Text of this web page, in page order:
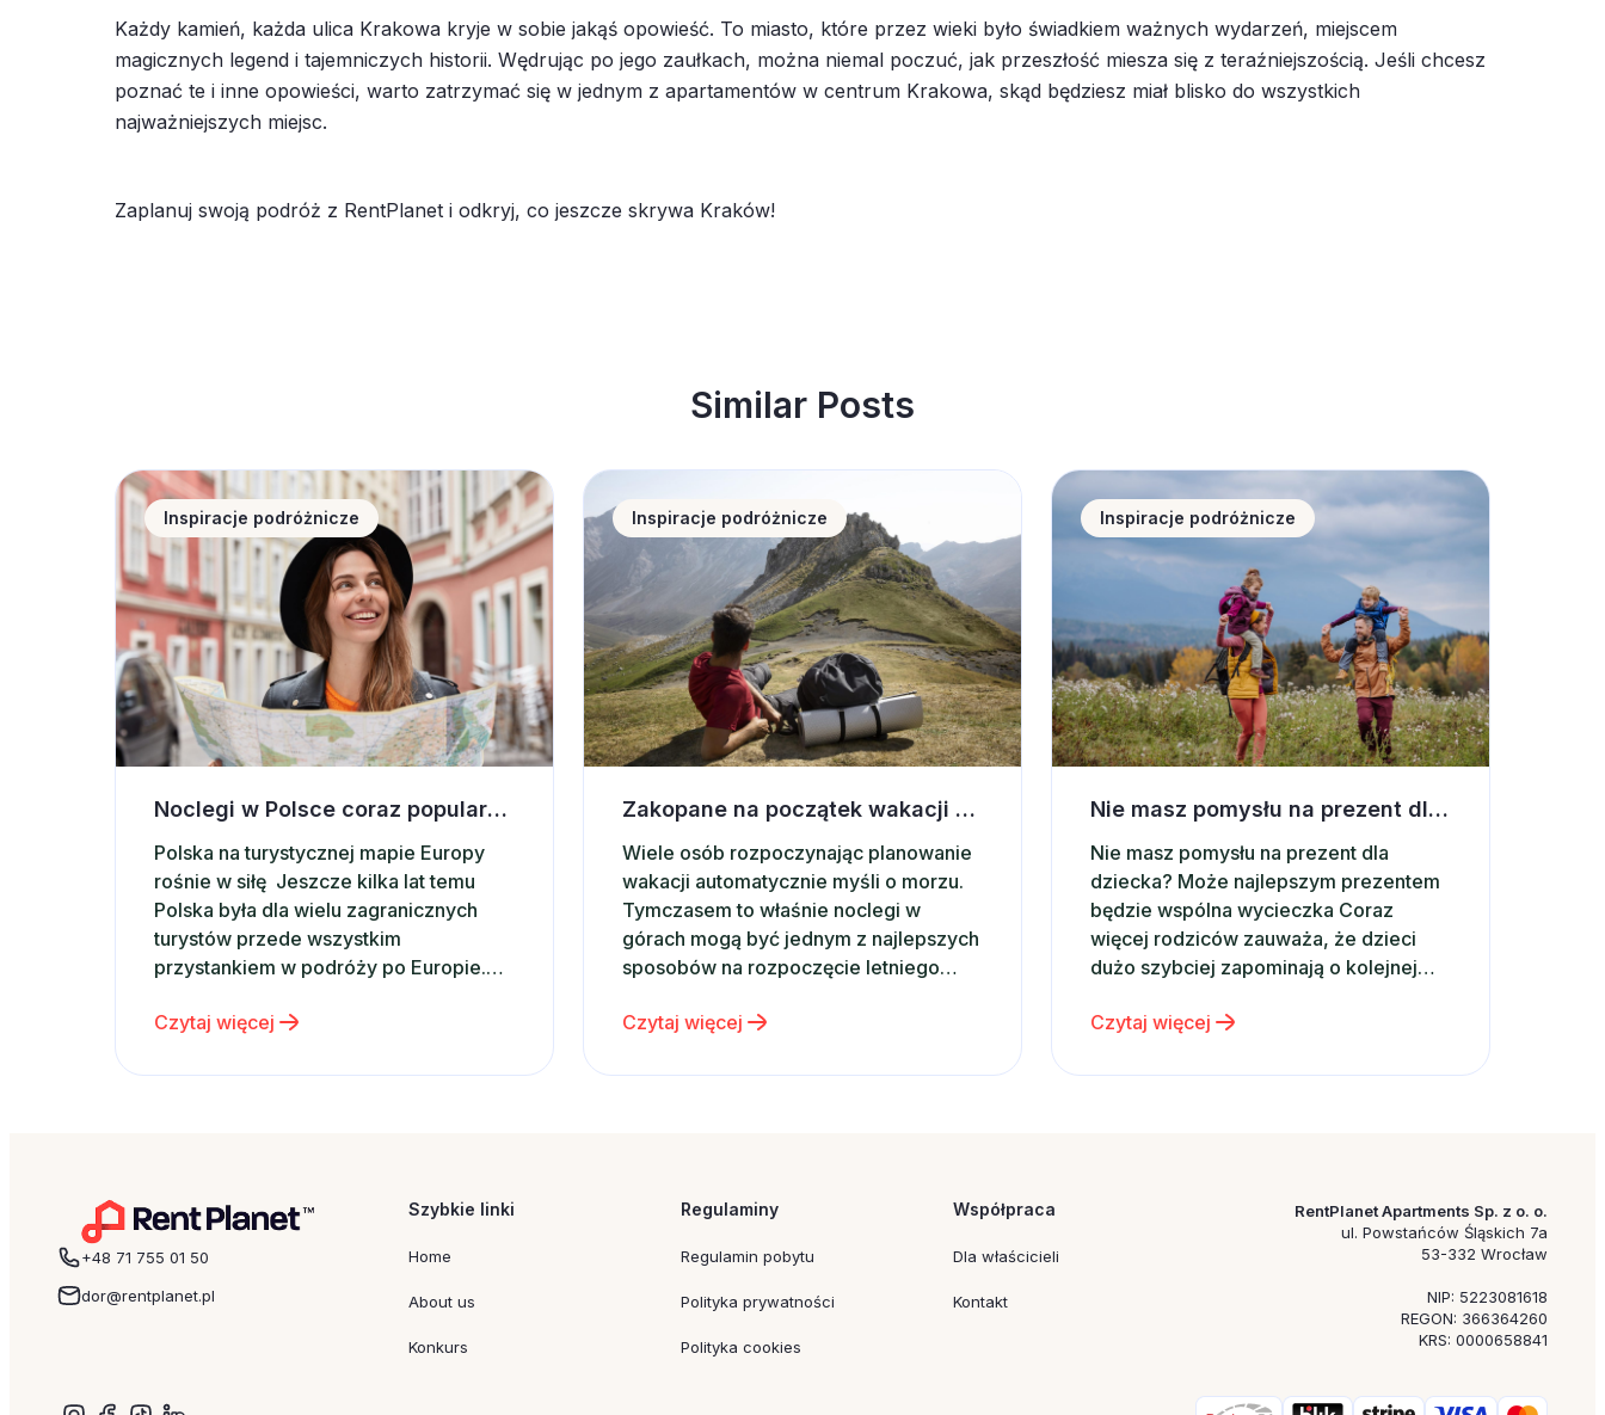
Każdy kamień, każda ulica Krakowa kryje w sobie jakąś opowieść. To miasto, które przez wieki było świadkiem ważnych wydarzeń, miejscem
magicznych legend i tajemniczych historii. Wędrując po jego zaułkach, można niemal poczuć, jak przeszłość miesza się z teraźniejszością. Jeśli chcesz
poznać te i inne opowieści, warto zatrzymać się w jednym z apartamentów w centrum Krakowa, skąd będziesz miał blisko do wszystkich
najważniejszych miejsc.
Zaplanuj swoją podróż z RentPlanet i odkryj, co jeszcze skrywa Kraków!
Similar Posts
Noclegi w Polsce coraz popularniejsze wśród zagranicznych turystów. Co przyciąga ich do naszego kraju?
Inspiracje podróżnicze
Noclegi w Polsce coraz popularniejsze wśród zagranicznych turystów. Co przyciąga ich do naszego kraju?
Polska na turystycznej mapie Europy
rośnie w siłę Jeszcze kilka lat temu
Polska była dla wielu zagranicznych
turystów przede wszystkim
przystankiem w podróży po Europie.
celem wakacyjnych wyjazdów.
2025 roku Polskę odwiedziło 21,4 mln
Czytaj więcej
Zakopane na początek wakacji – dlaczego warto wybrać noclegi w górach?
Inspiracje podróżnicze
Zakopane na początek wakacji – dlaczego warto wybrać noclegi w górach?
Wiele osób rozpoczynając planowanie
wakacji automatycznie myśli o morzu.
Tymczasem to właśnie noclegi w
górach mogą być jednym z najlepszych
sposobów na rozpoczęcie letniego
krajobrazy, świeże powietrze,
aktywnego wypoczynku sprawiają, że
miejscem, które sprawdza się…
Czytaj więcej
Nie masz pomysłu na prezent dla dziecka? Postaw na
Inspiracje podróżnicze
Nie masz pomysłu na prezent dla dziecka? Postaw na wspólną wycieczkę
Nie masz pomysłu na prezent dla
dziecka? Może najlepszym prezentem
będzie wspólna wycieczka Coraz
więcej rodziców zauważa, że dzieci
dużo szybciej zapominają o kolejnej
czasie. Właśnie dlatego zamiast
wybieramy emocje, wspomnienia i
Czytaj więcej
+48 71 755 01 50
dor@rentplanet.pl
Szybkie linki
Home
About us
Konkurs
Regulaminy
Regulamin pobytu
Polityka prywatności
Polityka cookies
Współpraca
Dla właścicieli
Kontakt
RentPlanet Apartments Sp. z o. o.
ul. Powstańców Śląskich 7a
53-332 Wrocław
NIP: 5223081618
REGON: 366364260
KRS: 0000658841